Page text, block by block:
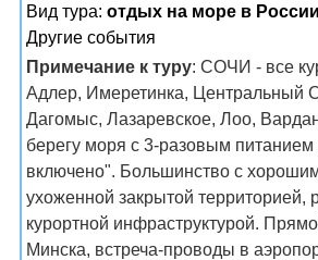
Вид тура: отдых на море в России
Другие события
Примечание к туру: СОЧИ - все
Адлер, Имеретинка, Центральный
Дагомыс, Лазаревское, Лоо,
берегу моря с 3-разовым
включено". Большинство с
ухоженной закрытой территорией,
курортной инфраструктурой.
Минска, встреча-проводы в